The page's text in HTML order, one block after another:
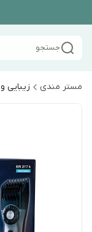
جستجو
مستر مندی زیبایی